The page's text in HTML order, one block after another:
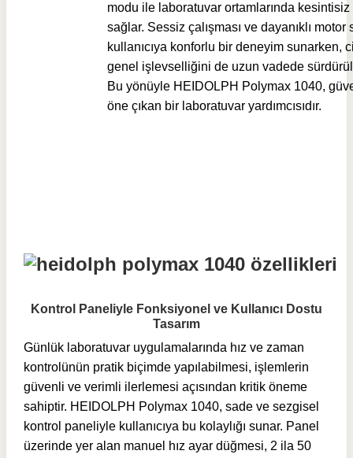
modu ile laboratuvar ortamlarında kesintisiz
sağlar. Sessiz çalışması ve dayanıklı motor
kullanıcıya konforlu bir deneyim sunarken,
genel işlevselliğini de uzun vadede
Bu yönüyle HEIDOLPH Polymax 1040,
öne çıkan bir laboratuvar yardımcısıdır.
Kontrol Paneliyle Fonksiyonel ve Kullanıcı Dostu
Tasarım
Günlük laboratuvar uygulamalarında hız ve zaman
kontrolünün pratik biçimde yapılabilmesi, işlemlerin
güvenli ve verimli ilerlemesi açısından kritik öneme
sahiptir. HEIDOLPH Polymax 1040, sade ve sezgisel
kontrol paneliyle kullanıcıya bu kolaylığı sunar. Panel
üzerinde yer alan manuel hız ayar düğmesi, 2 ila 50